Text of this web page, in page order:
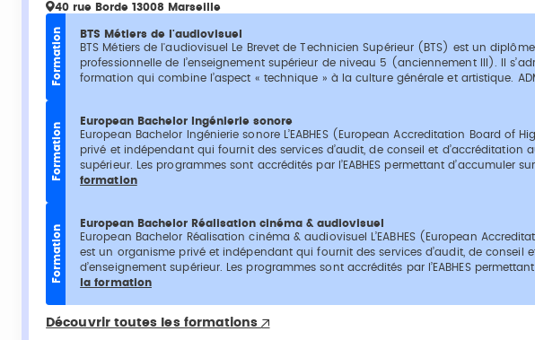
40 rue Borde 13008 Marseille
Formation
BTS Métiers de l'audiovisuel
BTS Métiers de l'audiovisuel Le Brevet de Technicien Supérieur (BTS) est un
professionnelle de l’enseignement supérieur de niveau 5 (anciennement III). Il
formation qui combine l’aspect « technique » à la culture générale et artistique.
Formation
European Bachelor Ingénierie sonore
European Bachelor Ingénierie sonore L’EABHES (European Accreditation Board of
privé et indépendant qui fournit des services d’audit, de conseil et d’accréditation
supérieur. Les programmes sont accrédités par l’EABHES permettant d’accumuler
formation
Formation
European Bachelor Réalisation cinéma & audiovisuel
European Bachelor Réalisation cinéma & audiovisuel L’EABHES (European
est un organisme privé et indépendant qui fournit des services d’audit, de conseil
d’enseignement supérieur. Les programmes sont accrédités par l’EABHES
la formation
Découvrir toutes les formations